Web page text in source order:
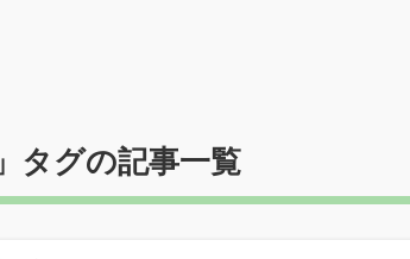
」タグの記事一覧